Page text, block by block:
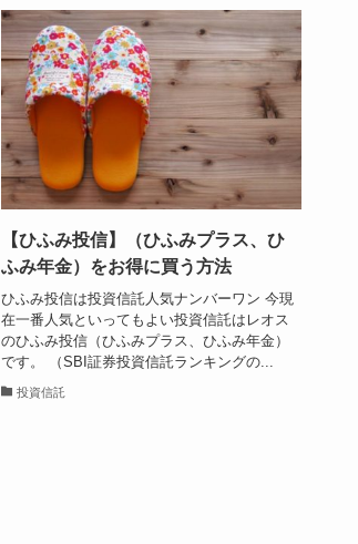
【ひふみ投信】（ひふみプラス、ひ
ふみ年金）をお得に買う方法
ひふみ投信は投資信託人気ナンバーワン 今現
在一番人気といってもよい投資信託はレオス
のひふみ投信（ひふみプラス、ひふみ年金）
です。 （SBI証券投資信託ランキングの...
投資信託